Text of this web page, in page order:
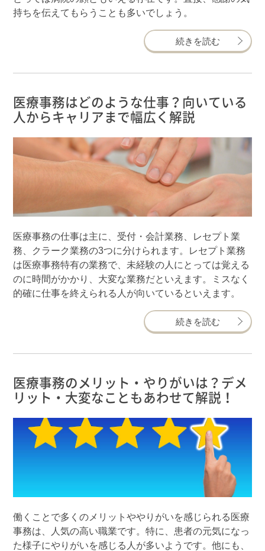
持ちを伝えてもらうことも多いでしょう。
続きを読む
医療事務はどのような仕事？向いている
人からキャリアまで幅広く解説
医療事務の仕事は主に、受付・会計業務、レセプト業
務、クラーク業務の3つに分けられます。レセプト業務
は医療事務特有の業務で、未経験の人にとっては覚える
のに時間がかかり、大変な業務だといえます。ミスなく
的確に仕事を終えられる人が向いているといえます。
続きを読む
医療事務のメリット・やりがいは？デメ
リット・大変なこともあわせて解説！
働くことで多くのメリットややりがいを感じられる医療
事務は、人気の高い職業です。特に、患者の元気になっ
た様子にやりがいを感じる人が多いようです。他にも、